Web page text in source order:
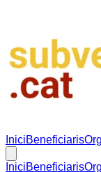
IniciBeneficiaris
IniciBeneficiaris